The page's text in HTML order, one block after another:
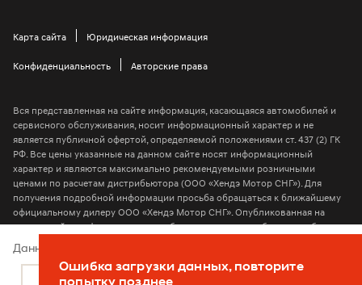
Ошибка загрузки данных, повторите
попытку позднее
Карта сайта Юридическая информация
Конфиденциальность Авторские права
Вся представленная на сайте информация, касающаяся автомобилей и
сервисного обслуживания, носит информационный характер и не
является публичной офертой, определяемой положениями ст. 437 (2) ГК
РФ. Все цены указанные на данном сайте носят информационный
характер и являются максимально рекомендуемыми розничными
ценами по расчетам дистрибьютора (ООО «Хендэ Мотор СНГ»). Для
получения подробной информации просьба обращаться к ближайшему
официальному дилеру ООО «Хендэ Мотор СНГ». Опубликованная на
данном сайте информация может быть изменена в любое время без
предварительного уведомления
2026 © ООО “Хендэ Мотор СНГ”
Данный веб-сайт использует cookie-файлы
Подробнее